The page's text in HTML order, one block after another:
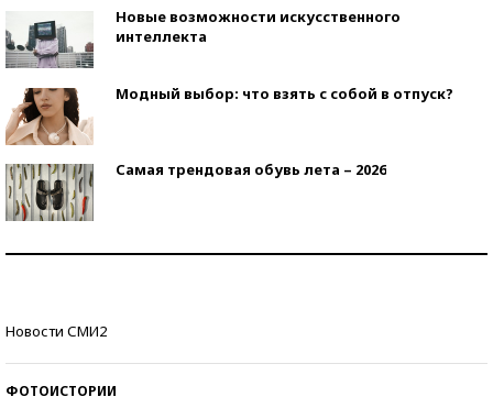
Новые возможности искусственного
интеллекта
Модный выбор: что взять с собой в отпуск?
Самая трендовая обувь лета – 2026
Новости СМИ2
ФОТОИСТОРИИ